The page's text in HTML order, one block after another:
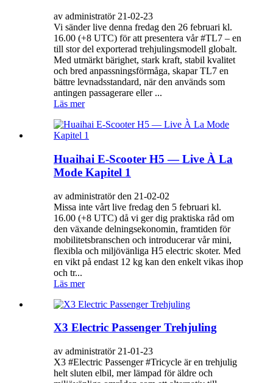
av administratör 21-02-23
Vi sänder live denna fredag ​​den 26 februari kl.
16.00 (+8 UTC) för att presentera vår #TL7 – en
till stor del exporterad trehjulingsmodell globalt.
Med utmärkt bärighet, stark kraft, stabil kvalitet
och bred anpassningsförmåga, skapar TL7 en
bättre levnadsstandard, när den används som
antingen passagerare eller ...
Läs mer
Huaihai E-Scooter H5 — Live À La
Mode Kapitel 1
av administratör den 21-02-02
Missa inte vårt live fredag ​​den 5 februari kl.
16.00 (+8 UTC) då vi ger dig praktiska råd om
den växande delningsekonomin, framtiden för
mobilitetsbranschen och introducerar vår mini,
flexibla och miljövänliga H5 electric skoter. Med
en vikt på endast 12 kg kan den enkelt vikas ihop
och tr...
Läs mer
X3 Electric Passenger Trehjuling
av administratör 21-01-23
X3 #Electric Passenger #Tricycle är en trehjulig
helt sluten elbil, mer lämpad för äldre och